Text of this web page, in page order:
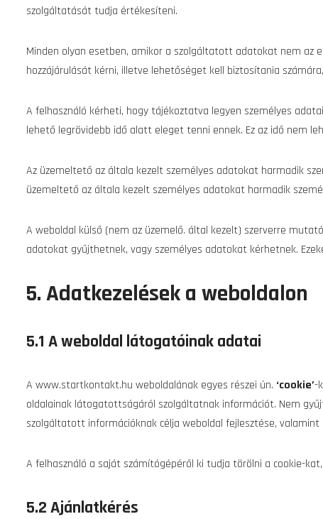
szolgáltatását tudja értékesíteni.
Minden olyan esetben, amikor a szolgáltatott adatokat nem az
hozzájárulását kérni, illetve lehetőséget kell biztosítania
A felhasználó kérheti, hogy tájékoztatva legyen személyes
lehető legrövidebb idő alatt eleget tenni ennek. Ez az idő nem
Az üzemeltető az általa kezelt személyes adatokat harmadik
üzemeltető az általa kezelt személyes adatokat harmadik
A weboldal külső (nem az üzemelő. által kezelt) szerverre
adatokat gyűjthetnek, vagy személyes adatokat kérhetnek.
5. Adatkezelések a weboldalon
5.1 A weboldal látogatóinak adatai
A www.startkontakt.hu weboldalának egyes részei ún. ‘cookie’-
oldalainak látogatottságáról szolgáltatnak információt. Nem
szolgáltatott információknak célja weboldal fejlesztése,
A felhasználó a saját számítógépéről ki tudja törölni a cookie-
5.2 Ajánlatkérés